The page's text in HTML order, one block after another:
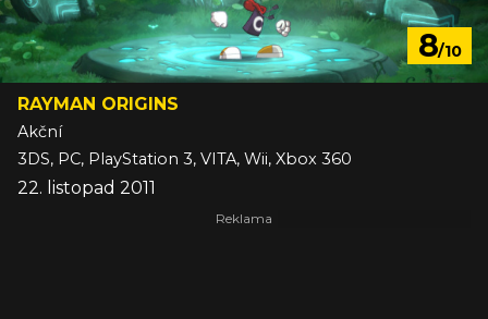
8/10
RAYMAN ORIGINS
Akční
3DS, PC, PlayStation 3, VITA, Wii, Xbox 360
22. listopad 2011